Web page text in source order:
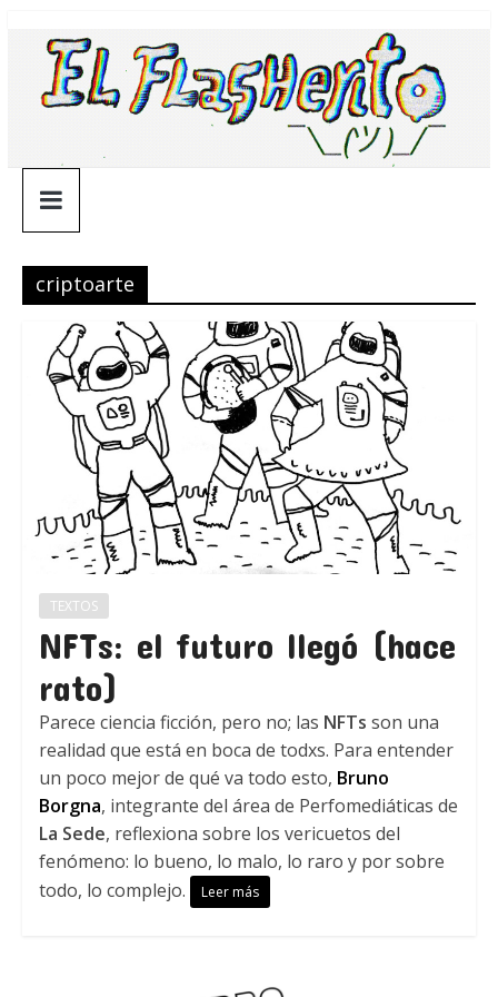
contenido
¯\_(ツ)_/
¯
criptoarte
TEXTOS
NFTs: el futuro llegó (hace
rato)
Parece ciencia ficción, pero no; las NFTs son una
realidad que está en boca de todxs. Para entender
un poco mejor de qué va todo esto, Bruno
Borgna, integrante del área de Perfomediáticas de
La Sede, reflexiona sobre los vericuetos del
fenómeno: lo bueno, lo malo, lo raro y por sobre
todo, lo complejo.
Leer más